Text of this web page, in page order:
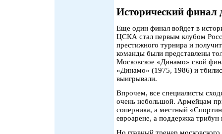
Исторический
Еще один финал войдет в
ЦСКА стал первым клубом
престижного турнира и
команды были представлены
Московское «Динамо» свой
«Динамо» (1975, 1986) и
выигрывали.
Впрочем, все специалисты
очень небольшой. Армейцам
соперника, а местный
евроарене, а поддержка